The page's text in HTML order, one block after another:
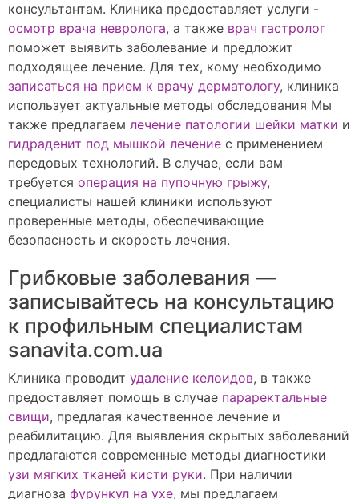
консультантам. Клиника предоставляет услуги -
осмотр врача невролога, а также врач гастролог
поможет выявить заболевание и предложит
подходящее лечение. Для тех, кому необходимо
записаться на прием к врачу дерматологу, клиника
использует актуальные методы обследования Мы
также предлагаем лечение патологии шейки матки и
гидраденит под мышкой лечение с применением
передовых технологий. В случае, если вам
требуется операция на пупочную грыжу,
специалисты нашей клиники используют
проверенные методы, обеспечивающие
безопасность и скорость лечения.
Грибковые заболевания —
записывайтесь на консультацию
к профильным специалистам
sanavita.com.ua
Клиника проводит удаление келоидов, в также
предоставляет помощь в случае параректальные
свищи, предлагая качественное лечение и
реабилитацию. Для выявления скрытых заболеваний
предлагаются современные методы диагностики
узи мягких тканей кисти руки. При наличии
диагноза фурункул на ухе, мы предлагаем